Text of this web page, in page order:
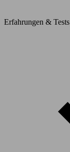
Erfahrungen & Tests